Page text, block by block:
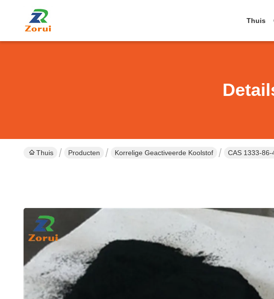
Thuis
Thuis Producten Korrelige Geactiveerde Koolstof CAS 1333-